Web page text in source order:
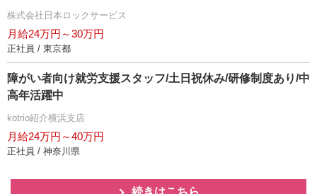
株式会社日本ロックサービス
月給24万円～30万円
正社員 / 東京都
障がい者向け就労支援スタッフ/土日祝休み/研修制度あり/中
高年活躍中
kotrio紹介横浜支店
月給24万円～40万円
正社員 / 神奈川県